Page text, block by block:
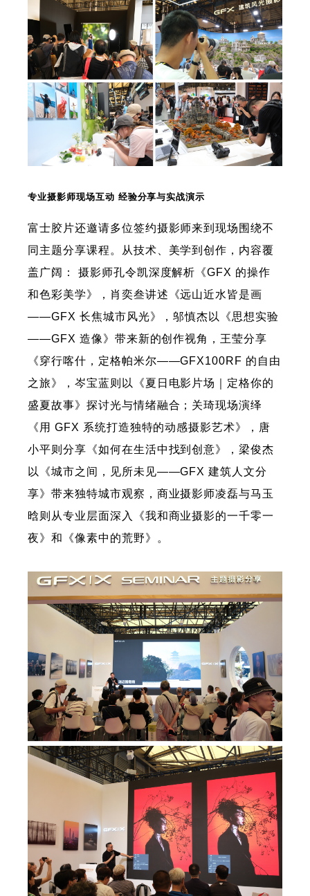
专业摄影师现场互动 经验分享与实战演示
富士胶片还邀请多位签约摄影师来到现场围绕不
同主题分享课程。从技术、美学到创作，内容覆
盖广阔： 摄影师孔令凯深度解析《GFX 的操作
和色彩美学》，肖奕叁讲述《远山近水皆是画
——GFX 长焦城市风光》，邬慎杰以《思想实验
——GFX 造像》带来新的创作视角，王莹分享
《穿行喀什，定格帕米尔——GFX100RF 的自由
之旅》，岑宝蓝则以《夏日电影片场｜定格你的
盛夏故事》探讨光与情绪融合；关琦现场演绎
《用 GFX 系统打造独特的动感摄影艺术》，唐
小平则分享《如何在生活中找到创意》，梁俊杰
以《城市之间，见所未见——GFX 建筑人文分
享》带来独特城市观察，商业摄影师凌磊与马玉
晗则从专业层面深入《我和商业摄影的一千零一
夜》和《像素中的荒野》。